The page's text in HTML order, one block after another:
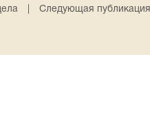
Следующая публикация